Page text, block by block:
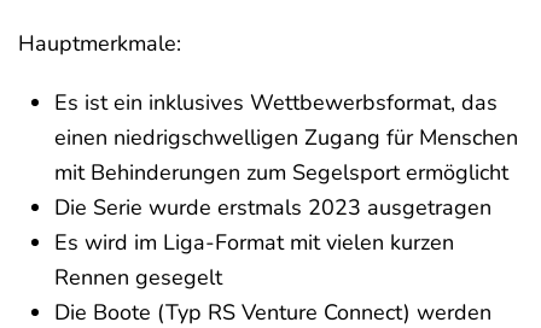
Hauptmerkmale:
Es ist ein inklusives Wettbewerbsformat, das
einen niedrigschwelligen Zugang für Menschen
mit Behinderungen zum Segelsport ermöglicht
Die Serie wurde erstmals 2023 ausgetragen
Es wird im Liga-Format mit vielen kurzen
Rennen gesegelt
Die Boote (Typ RS Venture Connect) werden